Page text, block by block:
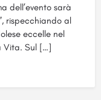
dell’evento sarà
rispecchiando al
eccelle nel
Vita. Sul […]